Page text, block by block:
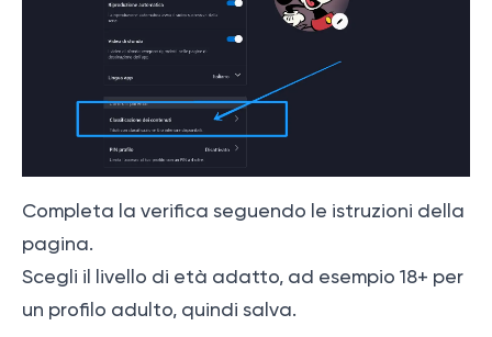
Completa la verifica seguendo le istruzioni della
pagina.
Scegli il livello di età adatto, ad esempio 18+ per
un profilo adulto, quindi salva.